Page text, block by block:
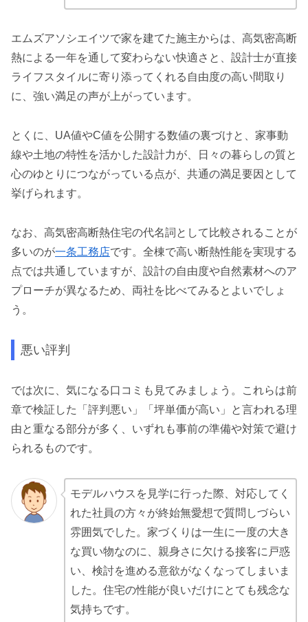
エムズアソシエイツで家を建てた施主からは、高気密高断
熱による一年を通して変わらない快適さと、設計士が直接
ライフスタイルに寄り添ってくれる自由度の高い間取り
に、強い満足の声が上がっています。
とくに、UA値やC値を公開する数値の裏づけと、家事動
線や土地の特性を活かした設計力が、日々の暮らしの質と
心のゆとりにつながっている点が、共通の満足要因として
挙げられます。
なお、高気密高断熱住宅の代名詞として比較されることが
多いのが一条工務店です。全棟で高い断熱性能を実現する
点では共通していますが、設計の自由度や自然素材へのア
プローチが異なるため、両社を比べてみるとよいでしょ
う。
悪い評判
では次に、気になる口コミも見てみましょう。これらは前
章で検証した「評判悪い」「坪単価が高い」と言われる理
由と重なる部分が多く、いずれも事前の準備や対策で避け
られるものです。
モデルハウスを見学に行った際、対応してく
れた社員の方々が終始無愛想で質問しづらい
雰囲気でした 。家づくりは一生に一度の大き
な買い物なのに、親身さに欠ける接客に戸惑
い、検討を進める意欲がなくなってしまいま
した。住宅の性能が良いだけにとても残念な
気持ちです。